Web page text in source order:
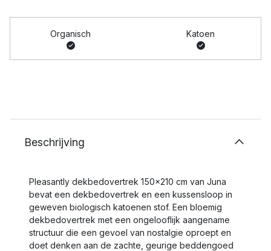
Organisch Katoen
Beschrijving
Pleasantly dekbedovertrek 150x210 cm van Juna
bevat een dekbedovertrek en een kussensloop in
geweven biologisch katoenen stof. Een bloemig
dekbedovertrek met een ongelooflijk aangename
structuur die een gevoel van nostalgie oproept en
doet denken aan de zachte, geurige beddengoed